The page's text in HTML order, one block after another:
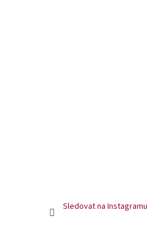
Sledovat na Instagramu